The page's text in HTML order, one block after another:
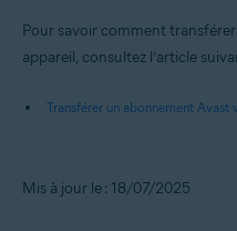
Pour savoir comment
appareil, consultez l’article
Transférer un abonnement Avast
Mis à jour le : 18/07/2025